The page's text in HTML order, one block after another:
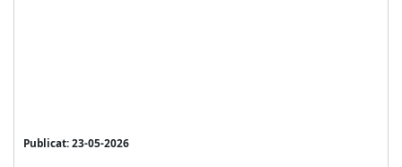
Publicat: 23-05-2026